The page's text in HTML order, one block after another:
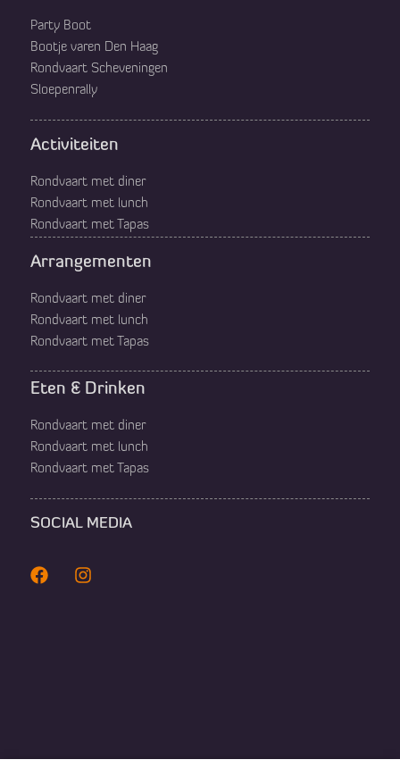
Party Boot
Bootje varen Den Haag
Rondvaart Scheveningen
Sloepenrally
Activiteiten
Rondvaart met diner
Rondvaart met lunch
Rondvaart met Tapas
Arrangementen
Rondvaart met diner
Rondvaart met lunch
Rondvaart met Tapas
Eten & Drinken
Rondvaart met diner
Rondvaart met lunch
Rondvaart met Tapas
SOCIAL MEDIA